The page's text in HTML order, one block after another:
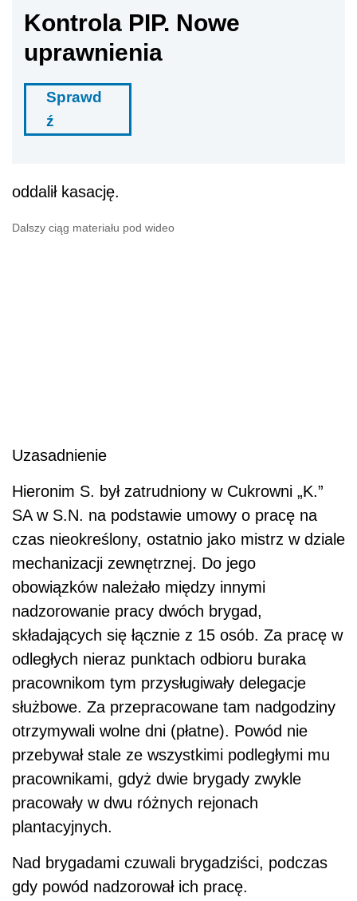
Kontrola PIP. Nowe
uprawnienia
Sprawd
ź
oddalił kasację.
Dalszy ciąg materiału pod wideo
Uzasadnienie
Hieronim S. był zatrudniony w Cukrowni „K.”
SA w S.N. na podstawie umowy o pracę na
czas nieokreślony, ostatnio jako mistrz w dziale
mechanizacji zewnętrznej. Do jego
obowiązków należało między innymi
nadzorowanie pracy dwóch brygad,
składających się łącznie z 15 osób. Za pracę w
odległych nieraz punktach odbioru buraka
pracownikom tym przysługiwały delegacje
służbowe. Za przepracowane tam nadgodziny
otrzymywali wolne dni (płatne). Powód nie
przebywał stale ze wszystkimi podległymi mu
pracownikami, gdyż dwie brygady zwykle
pracowały w dwu różnych rejonach
plantacyjnych.
Nad brygadami czuwali brygadziści, podczas
gdy powód nadzorował ich pracę.